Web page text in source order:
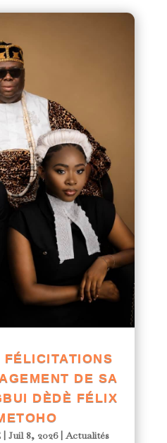
FÉLICITATIONS
DE SA
DÈDÈ FÉLIX
| Juil 8, 2026|Actualités